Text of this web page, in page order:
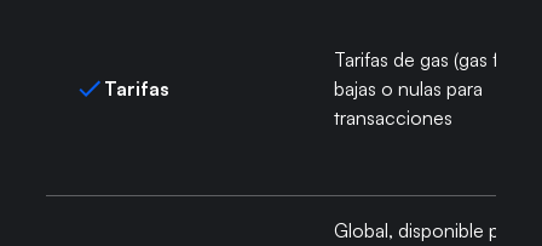
Tarifas
Tarifas de gas (gas fees)
bajas o nulas para
transacciones
Global, disponible para